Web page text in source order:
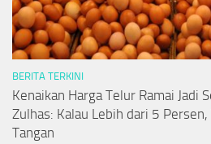
BERITA TERKINI
Kenaikan Harga Telur Ramai Jadi
Zulhas: Kalau Lebih dari 5
Tangan